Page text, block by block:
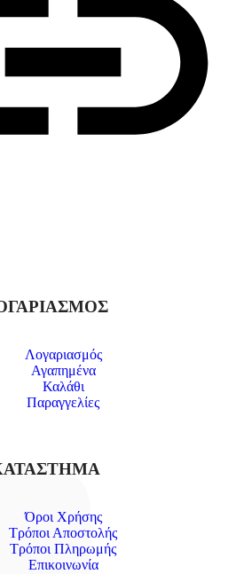
Λογαριασμός
Αγαπημένα
Καλάθι
Παραγγελίες
Όροι Χρήσης
Τρόποι Αποστολής
Τρόποι Πληρωμής
Επικοινωνία